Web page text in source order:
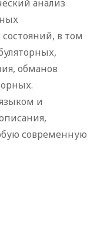
анализ
в том
обманов
и
современную